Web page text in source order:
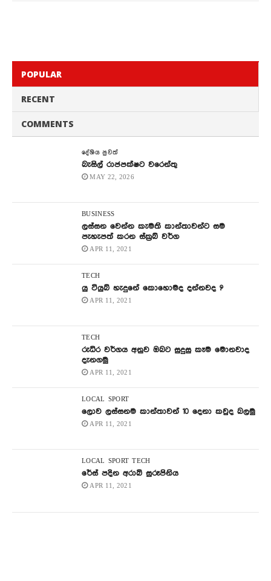
POPULAR
RECENT
COMMENTS
දේශිය පුවත්
බැසිල් රාජපක්ෂට වරෙන්තු
MAY 22, 2026
BUSINESS
ලස්සන වෙන්න කැමති කාන්තාවන්ට සම
පැහැපත් කරන ස්ක්‍රබ් වර්ග
APR 11, 2021
TECH
යු ටියුබ් හැදුනේ කොහොමද දන්නවද ?
APR 11, 2021
TECH
රුධිර වර්ගය අනුව ඔබට සුදුසු කෑම මොනවාද
දැනගමු
APR 11, 2021
LOCAL SPORT
ලොව ලස්සනම කාන්තාවන් 10 දෙනා කවුද බලමු
APR 11, 2021
LOCAL SPORT TECH
රේස් පදින අරාබි සුරූපිනිය
APR 11, 2021